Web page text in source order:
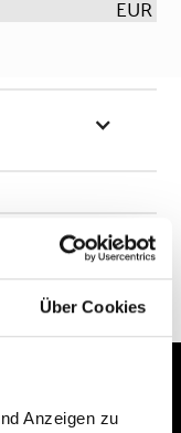
Über Cookies
Anzeigen zu
EUR